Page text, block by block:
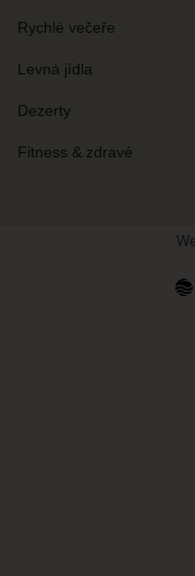
Rychlé večeře
Levná jídla
Dezerty
Fitness & zdravé